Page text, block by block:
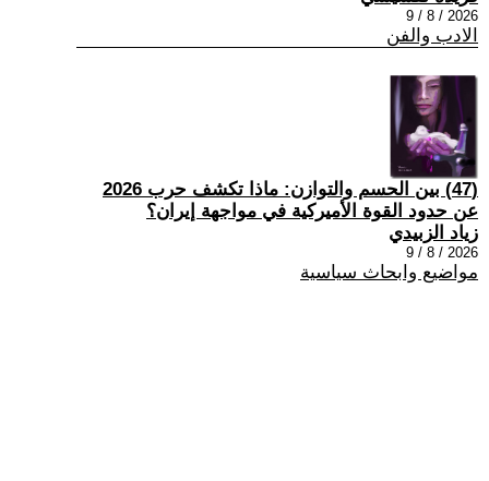
2026 / 8 / 9
الادب والفن
(47) بين الحسم والتوازن: ماذا تكشف حرب 2026
عن حدود القوة الأميركية في مواجهة إيران؟
زياد الزبيدي
2026 / 8 / 9
مواضيع وابحاث سياسية